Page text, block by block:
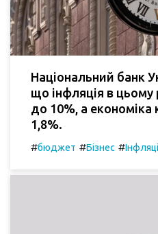
Національний банк
що інфляція в цьому
до 10%, а економіка
1,8%.
#бюджет #Бізнес #